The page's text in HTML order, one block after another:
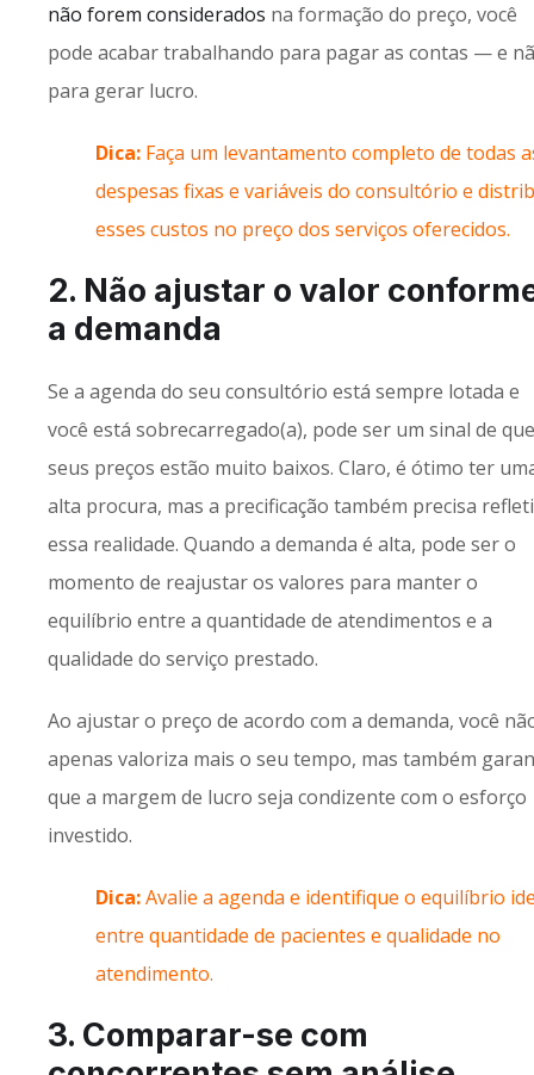
não forem considerados na formação do preço, você
pode acabar trabalhando para pagar as contas — e
para gerar lucro.
Dica: Faça um levantamento completo de todas
despesas fixas e variáveis do consultório e
esses custos no preço dos serviços oferecidos.
2. Não ajustar o valor
a demanda
Se a agenda do seu consultório está sempre lotada e
você está sobrecarregado(a), pode ser um sinal de que
seus preços estão muito baixos. Claro, é ótimo ter
alta procura, mas a precificação também precisa
essa realidade. Quando a demanda é alta, pode ser o
momento de reajustar os valores para manter o
equilíbrio entre a quantidade de atendimentos e a
qualidade do serviço prestado.
Ao ajustar o preço de acordo com a demanda, você
apenas valoriza mais o seu tempo, mas também
que a margem de lucro seja condizente com o esforço
investido.
Dica:Avalie a agenda e identifique o equilíbrio
entre quantidade de pacientes e qualidade no
atendimento.
3. Comparar-se com